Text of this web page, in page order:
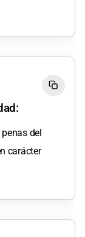
del
carácter